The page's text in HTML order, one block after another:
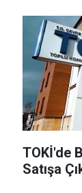
TOKİ'de
Satışa